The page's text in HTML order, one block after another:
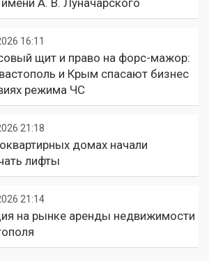
имени А. В. Луначарского
16:11
щит и право на форс-мажор:
и Крым спасают бизнес
режима ЧС
21:18
домах начали
лифты
21:14
на рынке аренды недвижимости